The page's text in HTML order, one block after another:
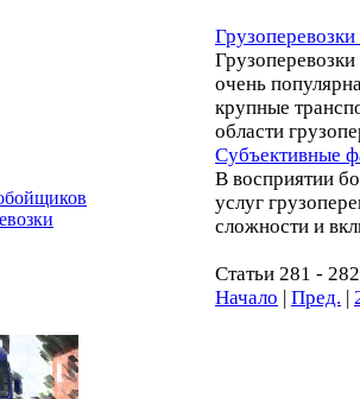
очень
крупные
области
Субъективные
В восприятии
услуг
сложности и
Статьи 281 -
Начало | Пред. |